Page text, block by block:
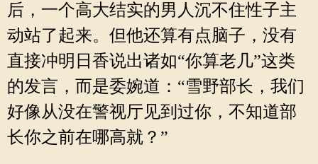
后，一个高大结实的男人沉不住性子主
动站了起来。但他还算有点脑子，没有
直接冲明日香说出诸如“你算老几”这类
的发言，而是委婉道：“雪野部长，我们
好像从没在警视厅见到过你，不知道部
长你之前在哪高就？”